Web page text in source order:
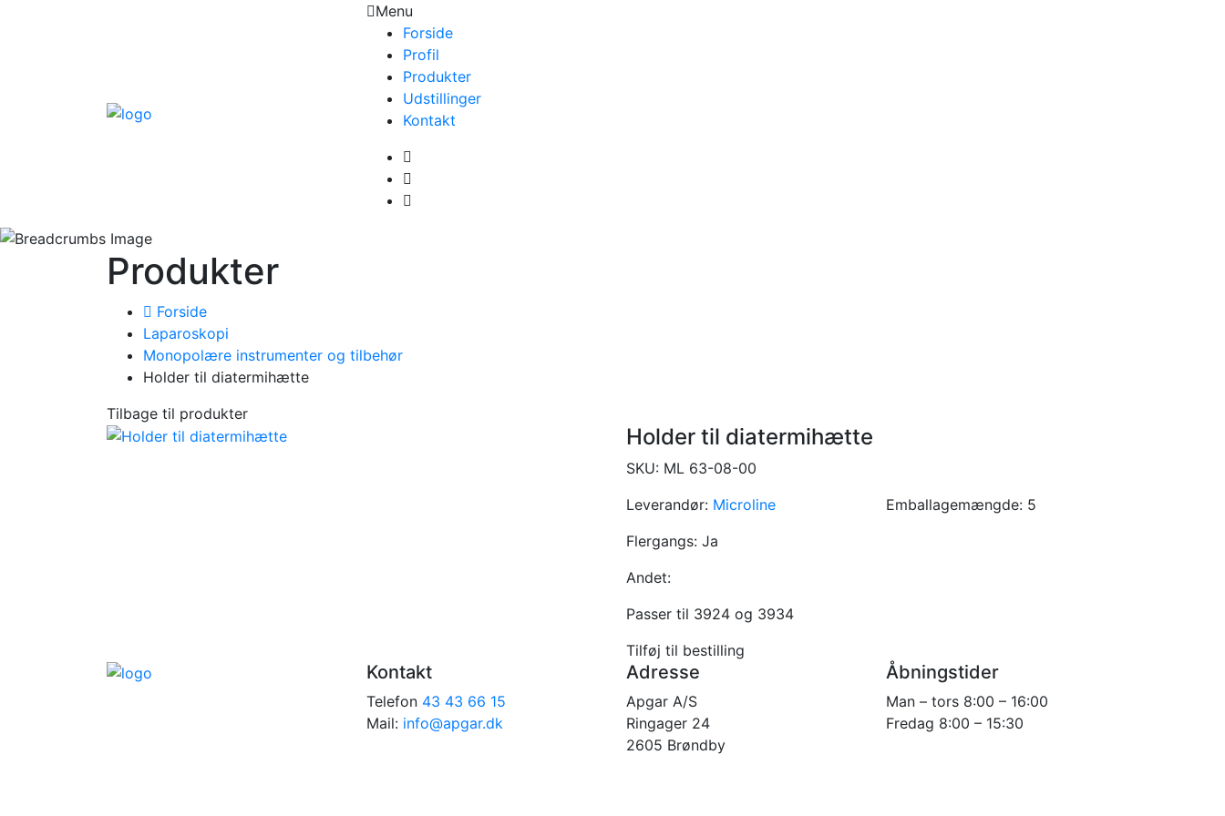
Menu
Forside
Profil
Produkter
Udstillinger
Kontakt
Produkter
Forside
Laparoskopi
Monopolære instrumenter og tilbehør
Holder til diatermihætte
Tilbage til produkter
Holder til diatermihætte
SKU: ML 63-08-00
Leverandør: Microline Emballagemængde: 5
Flergangs: Ja
Andet:
Passer til 3924 og 3934
Tilføj til bestilling
Kontakt
Telefon 43 43 66 15
Mail: info@apgar.dk
Adresse
Apgar A/S
Ringager 24
2605 Brøndby
Åbningstider
Man – tors 8:00 – 16:00
Fredag 8:00 – 15:30